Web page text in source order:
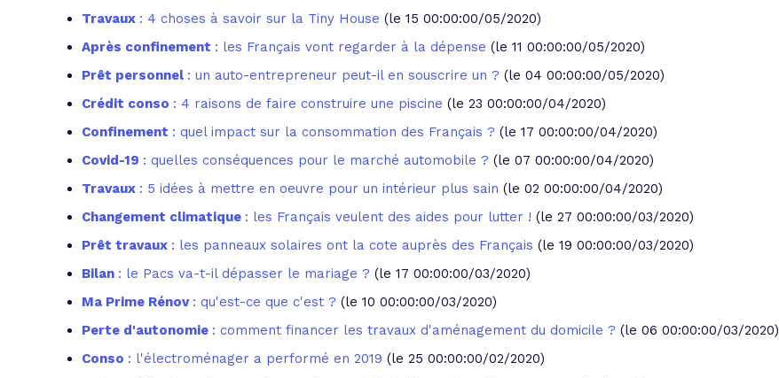
Travaux : 4 choses à savoir sur la Tiny House (le 15 00:00:00/05/2020)
Après confinement : les Français vont regarder à la dépense (le 11 00:00:00/05/2020)
Prêt personnel : un auto-entrepreneur peut-il en souscrire un ? (le 04 00:00:00/05/2020)
Crédit conso : 4 raisons de faire construire une piscine (le 23 00:00:00/04/2020)
Confinement : quel impact sur la consommation des Français ? (le 17 00:00:00/04/2020)
Covid-19 : quelles conséquences pour le marché automobile ? (le 07 00:00:00/04/2020)
Travaux : 5 idées à mettre en oeuvre pour un intérieur plus sain (le 02 00:00:00/04/2020)
Changement climatique : les Français veulent des aides pour lutter ! (le 27 00:00:00/03/2020)
Prêt travaux : les panneaux solaires ont la cote auprès des Français (le 19 00:00:00/03/2020)
Bilan : le Pacs va-t-il dépasser le mariage ? (le 17 00:00:00/03/2020)
Ma Prime Rénov : qu'est-ce que c'est ? (le 10 00:00:00/03/2020)
Perte d'autonomie : comment financer les travaux d'aménagement du domicile ? (le 06 00:00:00/03/2020)
Conso : l'électroménager a performé en 2019 (le 25 00:00:00/02/2020)